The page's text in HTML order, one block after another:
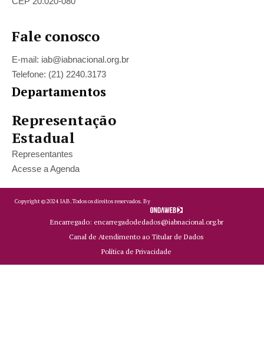
Fale conosco
E-mail: iab@iabnacional.org.br
Telefone: (21) 2240.3173
Departamentos
Representação
Estadual
Representantes
Acesse a Agenda
Copyright ©2024 IAB.Todos os direitos reservados. By
Encarregado: encarregadodedados@iabnacional.org.br
Canal de Atendimento ao Titular de Dados
Política de Privacidade